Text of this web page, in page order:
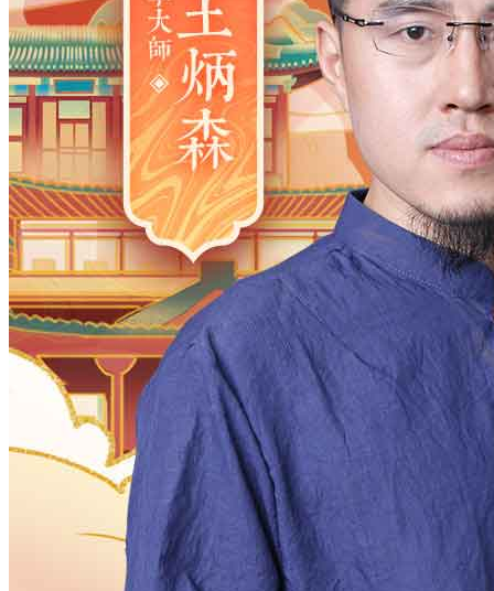
年
2028
2027 2026 2025 2024
2023
2022
2021 2020 2019 2018
2015
2014 2013 2012 2011
2009
2008 2007 2006 2005
2003
2002
2001 2000 1999 1998
1997
1995 1994 1993 1991
1990
1989
1988 1987 1986 1985
1984
1983
1982 1981 1980 1979 1978
1977
1976
1975 1974 1973 1972
1971
1969 1968 1967 1966 1965
1964
1963
1962 1961 1960 1959
1958
1957
1956 1955 1953 1952
1951
1950
1949 1948 1947
1944
1943 1942 1941 1940 1939
1938
1937
1936 1935 1934 1933
1932
1931
1930 1928 1927 1926
1924
1923 1922 1920
1919
1918
1916 1915 1914
1912
1911
1909 1908 1907
1905
1904 1903 1902 1900
12
11 7